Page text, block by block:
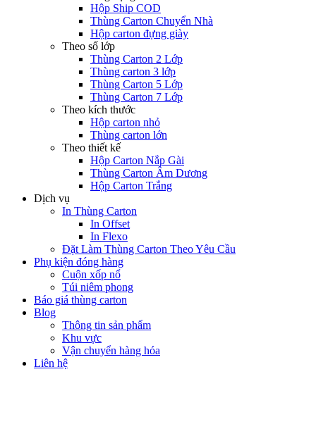
Hộp Ship COD
Thùng Carton Chuyển Nhà
Hộp carton đựng giày
Theo số lớp
Thùng Carton 2 Lớp
Thùng carton 3 lớp
Thùng Carton 5 Lớp
Thùng Carton 7 Lớp
Theo kích thước
Hộp carton nhỏ
Thùng carton lớn
Theo thiết kế
Hộp Carton Nắp Gài
Thùng Carton Âm Dương
Hộp Carton Trắng
Dịch vụ
In Thùng Carton
In Offset
In Flexo
Đặt Làm Thùng Carton Theo Yêu Cầu
Phụ kiện đóng hàng
Cuộn xốp nổ
Túi niêm phong
Báo giá thùng carton
Blog
Thông tin sản phẩm
Khu vực
Vận chuyển hàng hóa
Liên hệ